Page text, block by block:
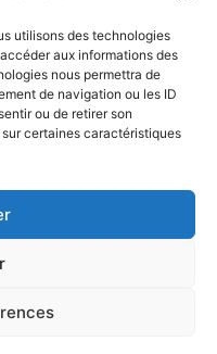
utilisons des technologies
aux informations des
nous permettra de
de navigation ou les ID
ou de retirer son
certaines caractéristiques
Espace
presse
(UE)